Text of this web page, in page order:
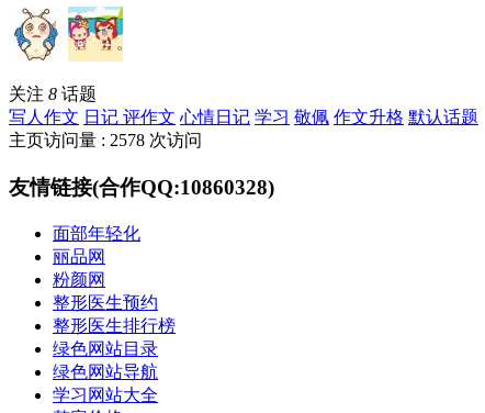
关注 8 话题
写人作文 日记 评作文 心情日记 学习 敬佩 作文升格 默认话题
主页访问量 : 2578 次访问
友情链接(合作QQ:10860328)
面部年轻化
丽品网
粉颜网
整形医生预约
整形医生排行榜
绿色网站目录
绿色网站导航
学习网站大全